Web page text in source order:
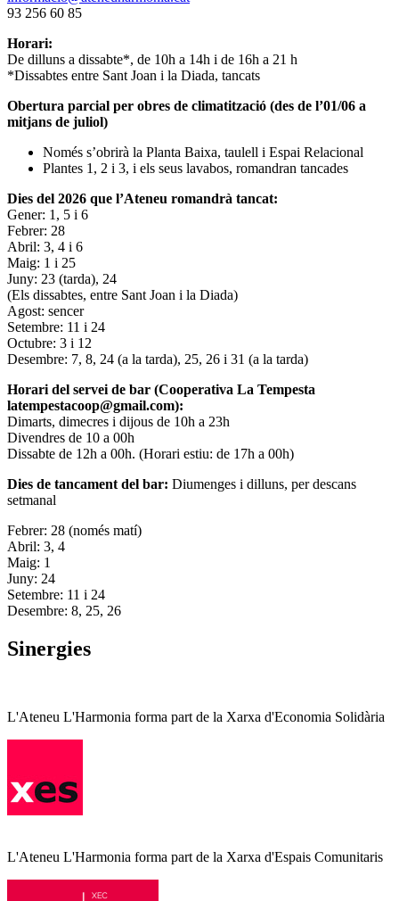
93 256 60 85
Horari:
De dilluns a dissabte*, de 10h a 14h i de 16h a 21 h
*Dissabtes entre Sant Joan i la Diada, tancats
Obertura parcial per obres de climatització (des de l’01/06 a
mitjans de juliol)
Només s’obrirà la Planta Baixa, taulell i Espai Relacional
Plantes 1, 2 i 3, i els seus lavabos, romandran tancades
Dies del 2026 que l’Ateneu romandrà tancat:
Gener: 1, 5 i 6
Febrer: 28
Abril: 3, 4 i 6
Maig: 1 i 25
Juny: 23 (tarda), 24
(Els dissabtes, entre Sant Joan i la Diada)
Agost: sencer
Setembre: 11 i 24
Octubre: 3 i 12
Desembre: 7, 8, 24 (a la tarda), 25, 26 i 31 (a la tarda)
Horari del servei de bar (Cooperativa La Tempesta
latempestacoop@gmail.com):
Dimarts, dimecres i dijous de 10h a 23h
Divendres de 10 a 00h
Dissabte de 12h a 00h. (Horari estiu: de 17h a 00h)
Dies de tancament del bar: Diumenges i dilluns, per descans
setmanal
Febrer: 28 (només matí)
Abril: 3, 4
Maig: 1
Juny: 24
Setembre: 11 i 24
Desembre: 8, 25, 26
Sinergies
L'Ateneu L'Harmonia forma part de la Xarxa d'Economia Solidària
L'Ateneu L'Harmonia forma part de la Xarxa d'Espais Comunitaris